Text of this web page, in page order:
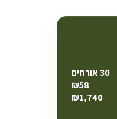
30אורחים
₪58
₪1,740